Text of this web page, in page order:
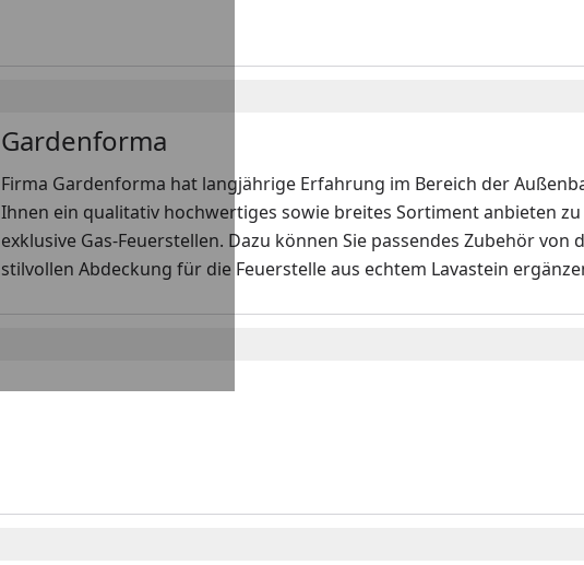
Gardenforma
Firma Gardenforma hat langjährige Erfahrung im Bereich der
Ihnen ein qualitativ hochwertiges sowie breites Sortiment anbieten
exklusive Gas-Feuerstellen. Dazu können Sie passendes Zubehör
stilvollen Abdeckung für die Feuerstelle aus echtem Lavastein